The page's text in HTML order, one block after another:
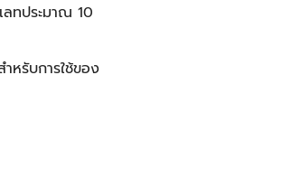
ลทประมาณ 10
หรับการใช้ของ